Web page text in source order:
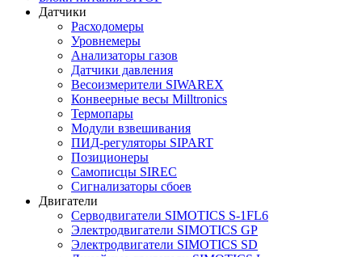
Датчики
Расходомеры
Уровнемеры
Анализаторы газов
Датчики давления
Весоизмерители SIWAREX
Конвеерные весы Milltronics
Термопары
Модули взвешивания
ПИД-регуляторы SIPART
Позиционеры
Самописцы SIREC
Сигнализаторы сбоев
Двигатели
Серводвигатели SIMOTICS S-1FL6
Электродвигатели SIMOTICS GP
Электродвигатели SIMOTICS SD